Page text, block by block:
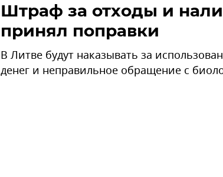
Штраф за отходы и
принял поправки
В Литве будут наказывать за
денег и неправильное обращение с